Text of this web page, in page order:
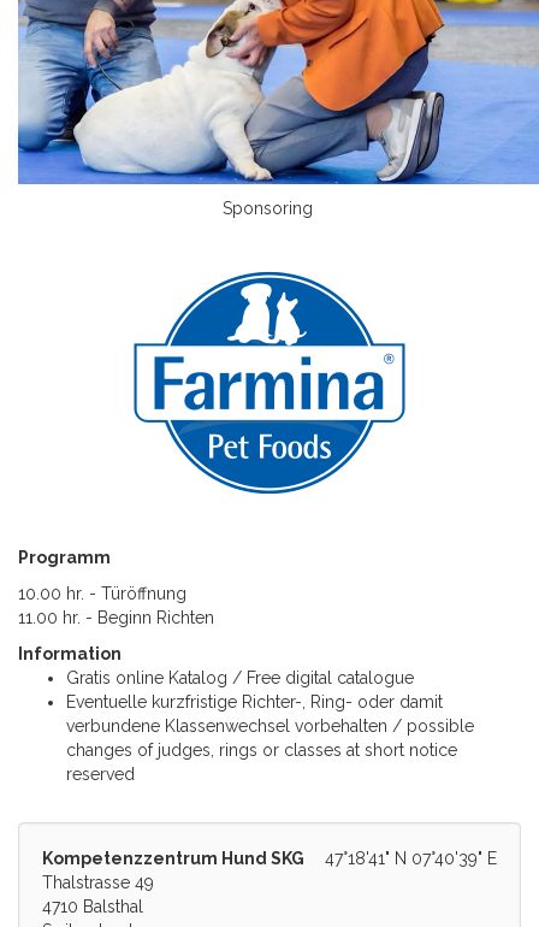
Sponsoring
Programm
10.00 hr. - Türöffnung
11.00 hr. - Beginn Richten
Information
Gratis online Katalog / Free digital catalogue
Eventuelle kurzfristige Richter-, Ring- oder damit
verbundene Klassenwechsel vorbehalten / possible
changes of judges, rings or classes at short notice
reserved
47°18'41" N 07°40'39" E
Kompetenzzentrum Hund SKG
Thalstrasse 49
4710 Balsthal